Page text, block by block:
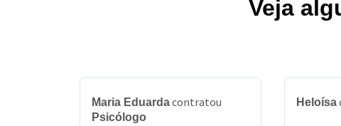
Veja
Maria Eduardacontratou
Psicólogo
Heloísa